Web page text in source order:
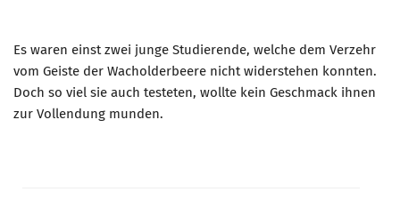
Es waren einst zwei junge Studierende, welche dem Verzehr
vom Geiste der Wacholderbeere nicht widerstehen konnten.
Doch so viel sie auch testeten, wollte kein Geschmack ihnen
zur Vollendung munden.